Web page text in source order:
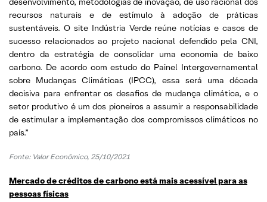
recursos naturais e de estímulo à adoção de práticas
sustentáveis. O site Indústria Verde reúne notícias e casos de
sucesso relacionados ao projeto nacional defendido pela CNI,
dentro da estratégia de consolidar uma economia de baixo
carbono. De acordo com estudo do Painel Intergovernamental
sobre Mudanças Climáticas (IPCC), essa será uma década
decisiva para enfrentar os desafios de mudança climática, e o
setor produtivo é um dos pioneiros a assumir a responsabilidade
de estimular a implementação dos compromissos climáticos no
país.”
Fonte: Valor Econômico, 25/10/2021
Mercado de créditos de carbono está mais acessível para as
pessoas físicas